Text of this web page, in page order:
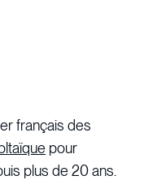
français des
pour
plus de 20 ans.